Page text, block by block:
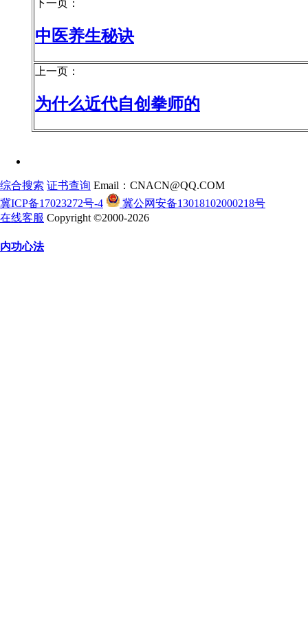
下一页：
中医养生秘诀
上一页：
为什么近代自创拳师的
综合搜索 证书查询 Email：CNACN@QQ.COM
冀ICP备17023272号-4
冀公网安备13018102000218号
在线客服 Copyright ©2000-2026
内功心法